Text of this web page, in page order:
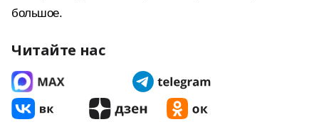
большое.
Читайте нас